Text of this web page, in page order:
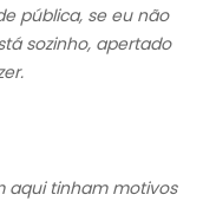
pública, se eu não
sozinho, apertado
aqui tinham motivos